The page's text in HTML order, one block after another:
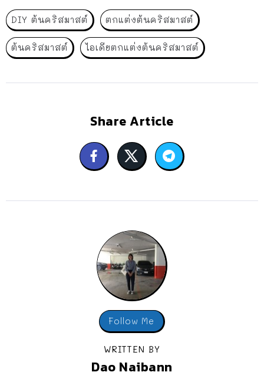
DIY ต้นคริสมาสต์ ตกแต่งต้นคริสมาสต์
ต้นคริสมาสต์ ไอเดียตกแต่งต้นคริสมาสต์
Share Article
Follow Me
WRITTEN BY
Dao Naibann